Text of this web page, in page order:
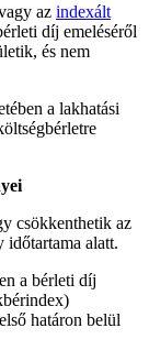
az indexált
díj emeléséről
és nem
a lakhatási
csökkenthetik az
időtartama alatt.
a bérleti díj
határon belül